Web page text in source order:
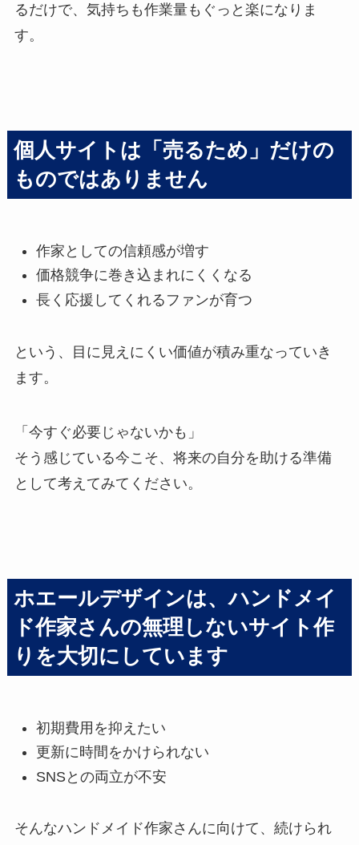
るだけで、気持ちも作業量もぐっと楽になりま
す。
個人サイトは「売るため」だけの
ものではありません
作家としての信頼感が増す
価格競争に巻き込まれにくくなる
長く応援してくれるファンが育つ
という、目に見えにくい価値が積み重なっていき
ます。
「今すぐ必要じゃないかも」
そう感じている今こそ、将来の自分を助ける準備
として考えてみてください。
ホエールデザインは、ハンドメイ
ド作家さんの無理しないサイト作
りを大切にしています
初期費用を抑えたい
更新に時間をかけられない
SNSとの両立が不安
そんなハンドメイド作家さんに向けて、続けられ